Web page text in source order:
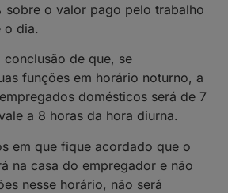
sobre o valor pago pelo trabalho
o dia.
de que, se
funções em horário noturno, a
domésticos será de 7
a 8 horas da hora diurna.
em que fique acordado que o
na casa do empregador e não
nesse horário, não será